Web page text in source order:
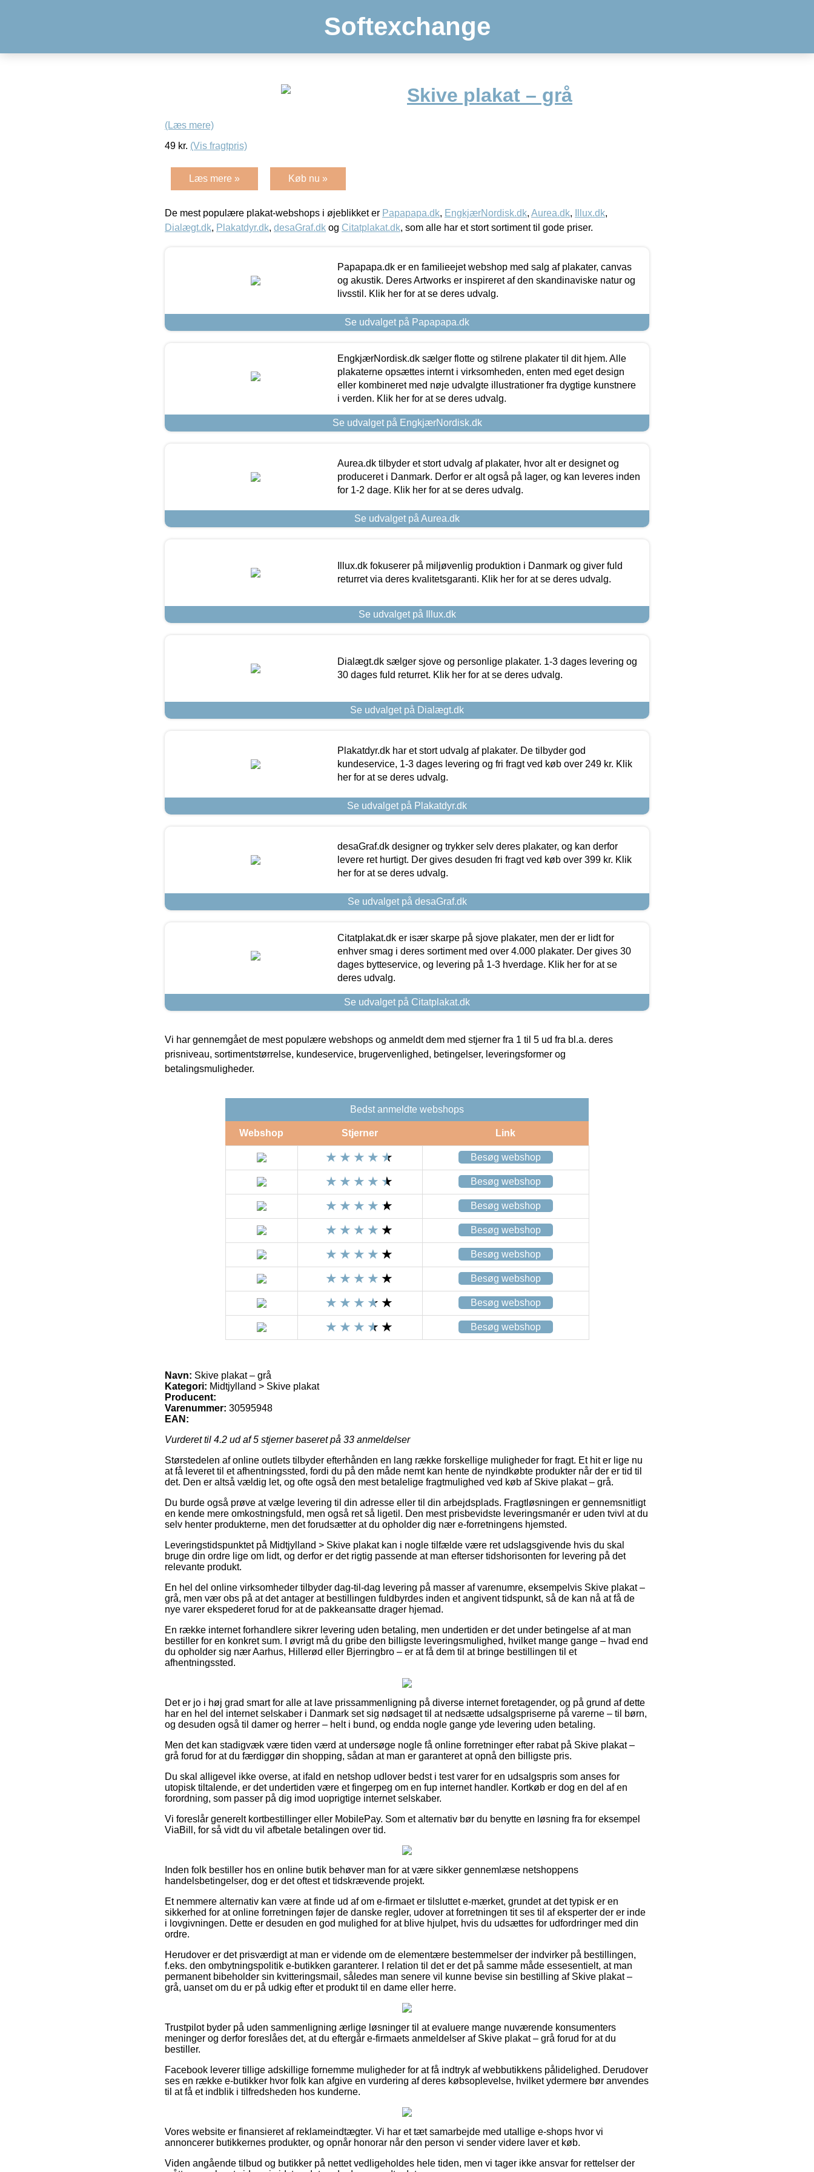
Softexchange
Skive plakat – grå
(Læs mere)
49 kr. (Vis fragtpris)
Læs mere » Køb nu »
De mest populære plakat-webshops i øjeblikket er Papapapa.dk, EngkjærNordisk.dk, Aurea.dk, Illux.dk,
Dialægt.dk, Plakatdyr.dk, desaGraf.dk og Citatplakat.dk, som alle har et stort sortiment til gode priser.
Papapapa.dk er en familieejet webshop med salg af plakater, canvas
og akustik. Deres Artworks er inspireret af den skandinaviske natur og
livsstil. Klik her for at se deres udvalg.
Se udvalget på Papapapa.dk
EngkjærNordisk.dk sælger flotte og stilrene plakater til dit hjem. Alle
plakaterne opsættes internt i virksomheden, enten med eget design
eller kombineret med nøje udvalgte illustrationer fra dygtige kunstnere
i verden. Klik her for at se deres udvalg.
Se udvalget på EngkjærNordisk.dk
Aurea.dk tilbyder et stort udvalg af plakater, hvor alt er designet og
produceret i Danmark. Derfor er alt også på lager, og kan leveres inden
for 1-2 dage. Klik her for at se deres udvalg.
Se udvalget på Aurea.dk
Illux.dk fokuserer på miljøvenlig produktion i Danmark og giver fuld
returret via deres kvalitetsgaranti. Klik her for at se deres udvalg.
Se udvalget på Illux.dk
Dialægt.dk sælger sjove og personlige plakater. 1-3 dages levering og
30 dages fuld returret. Klik her for at se deres udvalg.
Se udvalget på Dialægt.dk
Plakatdyr.dk har et stort udvalg af plakater. De tilbyder god
kundeservice, 1-3 dages levering og fri fragt ved køb over 249 kr. Klik
her for at se deres udvalg.
Se udvalget på Plakatdyr.dk
desaGraf.dk designer og trykker selv deres plakater, og kan derfor
levere ret hurtigt. Der gives desuden fri fragt ved køb over 399 kr. Klik
her for at se deres udvalg.
Se udvalget på desaGraf.dk
Citatplakat.dk er især skarpe på sjove plakater, men der er lidt for
enhver smag i deres sortiment med over 4.000 plakater. Der gives 30
dages bytteservice, og levering på 1-3 hverdage. Klik her for at se
deres udvalg.
Se udvalget på Citatplakat.dk
Vi har gennemgået de mest populære webshops og anmeldt dem med stjerner fra 1 til 5 ud fra bl.a. deres
prisniveau, sortimentstørrelse, kundeservice, brugervenlighed, betingelser, leveringsformer og
betalingsmuligheder.
Bedst anmeldte webshops
Webshop Stjerner Link
Besøg webshop
Besøg webshop
Besøg webshop
Besøg webshop
Besøg webshop
Besøg webshop
Besøg webshop
Besøg webshop
Navn: Skive plakat – grå
Kategori: Midtjylland > Skive plakat
Producent:
Varenummer: 30595948
EAN:
Vurderet til 4.2 ud af 5 stjerner baseret på 33 anmeldelser
Størstedelen af online outlets tilbyder efterhånden en lang række forskellige muligheder for fragt. Et hit er lige nu
at få leveret til et afhentningssted, fordi du på den måde nemt kan hente de nyindkøbte produkter når der er tid til
det. Den er altså vældig let, og ofte også den mest betalelige fragtmulighed ved køb af Skive plakat – grå.
Du burde også prøve at vælge levering til din adresse eller til din arbejdsplads. Fragtløsningen er gennemsnitligt
en kende mere omkostningsfuld, men også ret så ligetil. Den mest prisbevidste leveringsmanér er uden tvivl at du
selv henter produkterne, men det forudsætter at du opholder dig nær e-forretningens hjemsted.
Leveringstidspunktet på Midtjylland > Skive plakat kan i nogle tilfælde være ret udslagsgivende hvis du skal
bruge din ordre lige om lidt, og derfor er det rigtig passende at man efterser tidshorisonten for levering på det
relevante produkt.
En hel del online virksomheder tilbyder dag-til-dag levering på masser af varenumre, eksempelvis Skive plakat –
grå, men vær obs på at det antager at bestillingen fuldbyrdes inden et angivent tidspunkt, så de kan nå at få de
nye varer ekspederet forud for at de pakkeansatte drager hjemad.
En række internet forhandlere sikrer levering uden betaling, men undertiden er det under betingelse af at man
bestiller for en konkret sum. I øvrigt må du gribe den billigste leveringsmulighed, hvilket mange gange – hvad end
du opholder sig nær Aarhus, Hillerød eller Bjerringbro – er at få dem til at bringe bestillingen til et
afhentningssted.
Det er jo i høj grad smart for alle at lave prissammenligning på diverse internet foretagender, og på grund af dette
har en hel del internet selskaber i Danmark set sig nødsaget til at nedsætte udsalgspriserne på varerne – til børn,
og desuden også til damer og herrer – helt i bund, og endda nogle gange yde levering uden betaling.
Men det kan stadigvæk være tiden værd at undersøge nogle få online forretninger efter rabat på Skive plakat –
grå forud for at du færdiggør din shopping, sådan at man er garanteret at opnå den billigste pris.
Du skal alligevel ikke overse, at ifald en netshop udlover bedst i test varer for en udsalgspris som anses for
utopisk tiltalende, er det undertiden være et fingerpeg om en fup internet handler. Kortkøb er dog en del af en
forordning, som passer på dig imod uoprigtige internet selskaber.
Vi foreslår generelt kortbestillinger eller MobilePay. Som et alternativ bør du benytte en løsning fra for eksempel
ViaBill, for så vidt du vil afbetale betalingen over tid.
Inden folk bestiller hos en online butik behøver man for at være sikker gennemlæse netshoppens
handelsbetingelser, dog er det oftest et tidskrævende projekt.
Et nemmere alternativ kan være at finde ud af om e-firmaet er tilsluttet e-mærket, grundet at det typisk er en
sikkerhed for at online forretningen føjer de danske regler, udover at forretningen tit ses til af eksperter der er inde
i lovgivningen. Dette er desuden en god mulighed for at blive hjulpet, hvis du udsættes for udfordringer med din
ordre.
Herudover er det prisværdigt at man er vidende om de elementære bestemmelser der indvirker på bestillingen,
f.eks. den ombytningspolitik e-butikken garanterer. I relation til det er det på samme måde essesentielt, at man
permanent bibeholder sin kvitteringsmail, således man senere vil kunne bevise sin bestilling af Skive plakat –
grå, uanset om du er på udkig efter et produkt til en dame eller herre.
Trustpilot byder på uden sammenligning ærlige løsninger til at evaluere mange nuværende konsumenters
meninger og derfor foreslåes det, at du eftergår e-firmaets anmeldelser af Skive plakat – grå forud for at du
bestiller.
Facebook leverer tillige adskillige fornemme muligheder for at få indtryk af webbutikkens pålidelighed. Derudover
ses en række e-butikker hvor folk kan afgive en vurdering af deres købsoplevelse, hvilket ydermere bør anvendes
til at få et indblik i tilfredsheden hos kunderne.
Vores website er finansieret af reklameindtægter. Vi har et tæt samarbejde med utallige e-shops hvor vi
annoncerer butikkernes produkter, og opnår honorar når den person vi sender videre laver et køb.
Viden angående tilbud og butikker på nettet vedligeholdes hele tiden, men vi tager ikke ansvar for rettelser der